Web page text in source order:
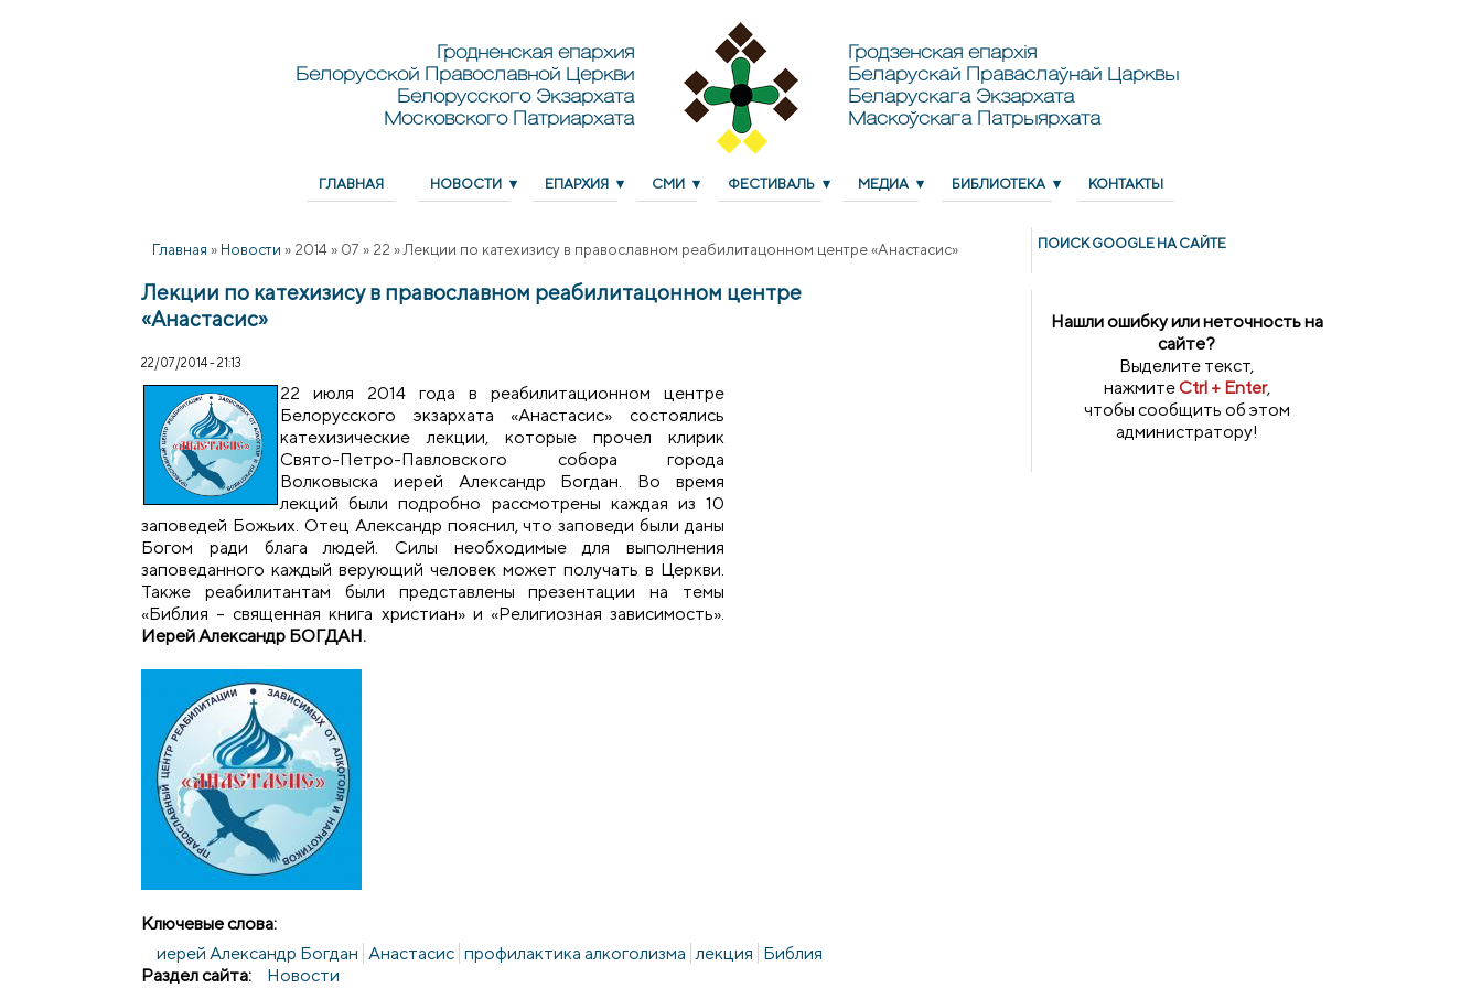
Гродненская епархия
Белорусской Православной Церкви
Белорусского Экзархата
Московского Патриархата
Гродзенская епархія
Беларускай Праваслаўнай Царквы
Беларускага Экзархата
Маскоўскага Патрыярхата
ГЛАВНАЯ НОВОСТИ ЕПАРХИЯ СМИ ФЕСТИВАЛЬ МЕДИА БИБЛИОТЕКА КОНТАКТЫ
Главная » Новости » 2014 » 07 » 22 » Лекции по катехизису в православном реабилитацонном центре «Анастасис»
Лекции по катехизису в православном реабилитацонном центре
«Анастасис»
22/07/2014 - 21:13
22 июля 2014 года в реабилитационном центре
Белорусского экзархата «Анастасис» состоялись
катехизические лекции, которые прочел клирик
Свято-Петро-Павловского собора города
Волковыска иерей Александр Богдан. Во время
лекций были подробно рассмотрены каждая из 10
заповедей Божьих. Отец Александр пояснил, что заповеди были даны
Богом ради блага людей. Силы необходимые для выполнения
заповеданного каждый верующий человек может получать в Церкви.
Также реабилитантам были представлены презентации на темы
«Библия – священная книга христиан» и «Религиозная зависимость».
Иерей Александр БОГДАН.
Ключевые слова:
иерей Александр Богдан Анастасис профилактика алкоголизма лекция Библия
Раздел сайта:
Новости
ПОИСК GOОGLE НА САЙТЕ
Нашли ошибку или неточность на
сайте?
Выделите текст,
нажмитеCtrl + Enter,
чтобы сообщить об этом
администратору!